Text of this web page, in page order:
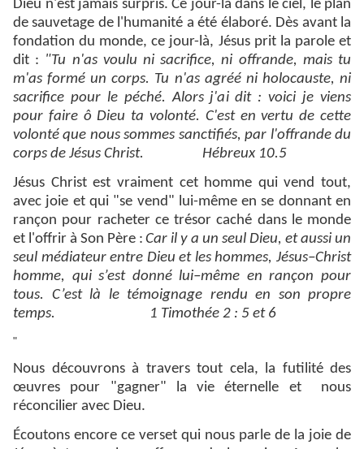
Dieu n'est jamais surpris. Ce jour-là dans le ciel, le plan
de sauvetage de l'humanité a été élaboré. Dès avant la
fondation du monde, ce jour-là, Jésus prit la parole et
dit : "Tu n'as voulu ni sacrifice, ni offrande, mais tu
m'as formé un corps. Tu n'as agréé ni holocauste, ni
sacrifice pour le péché. Alors j'ai dit : voici je viens
pour faire ô Dieu ta volonté. C'est en vertu de cette
volonté que nous sommes sanctifiés, par l'offrande du
corps de Jésus Christ. Hébreux 10.5
Jésus Christ est vraiment cet homme qui vend tout,
avec joie et qui "se vend" lui-même en se donnant en
rançon pour racheter ce trésor caché dans le monde
et l'offrir à Son Père : Car il y a un seul Dieu, et aussi un
seul médiateur entre Dieu et les hommes, Jésus–Christ
homme, qui s’est donné lui–même en rançon pour
tous. C’est là le témoignage rendu en son propre
temps. 1 Timothée 2 : 5 et 6
"
Nous découvrons à travers tout cela, la futilité des
œuvres pour "gagner" la vie éternelle et nous
réconcilier avec Dieu.
Écoutons encore ce verset qui nous parle de la joie de